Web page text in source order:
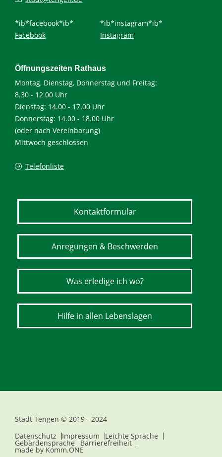
*ib*facebook*ib*
Facebook
*ib*instagram*ib*
Instagram
Öffnungszeiten Rathaus
Montag, Dienstag, Donnerstag und Freitag:
8.30 - 12.00 Uhr
Dienstag: 14.00 - 17.00 Uhr
Donnerstag: 14.00 - 18.00 Uhr
(oder nach Vereinbarung)
Mittwoch geschlossen
Telefonliste
Kontaktformular
Anregungen & Beschwerden
Was erledige ich wo?
Hilfe in allen Lebenslagen
Stadt Tengen © 2019 - 2024
Datenschutz
Impressum Leichte Sprache
Gebärdensprache Barrierefreiheit
made by Komm.ONE